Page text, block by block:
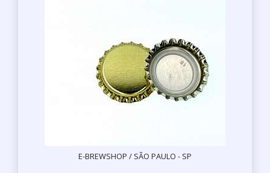
E-BREWSHOP / SÃO PAULO - SP